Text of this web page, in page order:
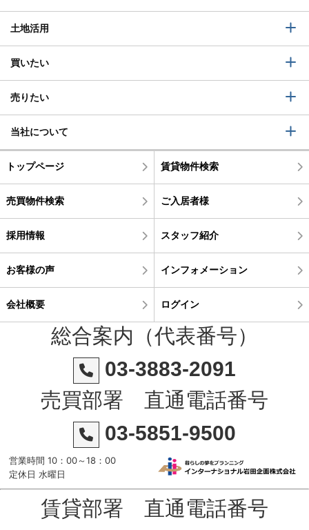
土地活用
買いたい
売りたい
当社について
トップページ 賃貸物件検索
売買物件検索 ご入居者様
採用情報 スタッフ紹介
お客様の声 インフォメーション
会社概要 ログイン
総合案内（代表番号）
03-3883-2091
売買部署 直通電話番号
03-5851-9500
営業時間 10：00～18：00
定休日 水曜日
賃貸部署 直通電話番号